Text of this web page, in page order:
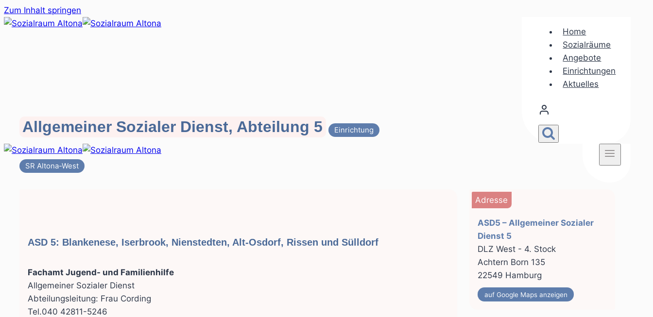
Zum Inhalt springen
Home
Sozialräume
Angebote
Einrichtungen
Aktuelles
Allgemeiner Sozialer Dienst, Abteilung 5 Einrichtung
SR Altona-West
ASD 5: Blankenese, Iserbrook, Nienstedten, Alt-Osdorf, Rissen und Sülldorf
Fachamt Jugend- und Familienhilfe
Allgemeiner Sozialer Dienst
Abteilungsleitung: Frau Cording
Tel.040 42811-5246
Adresse
ASD5 – Allgemeiner Sozialer
Dienst 5
DLZ West - 4. Stock
Achtern Born 135
22549 Hamburg
auf Google Maps anzeigen